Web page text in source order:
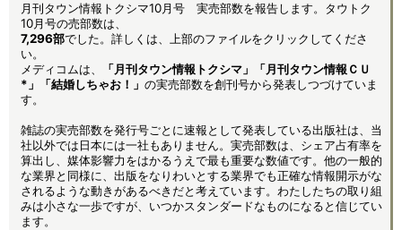
月刊タウン情報トクシマ10月号 実売部数を報告します。タウトク
10月号の売部数は、
7,296部でした。詳しくは、上部のファイルをクリックしてくださ
い。
メディコムは、
「月刊タウン情報トクシマ」「月刊タウン情報ＣＵ
*」「結婚しちゃお！」 の実売部数を創刊号から発表しつづけていま
す。
雑誌の実売部数を発行号ごとに速報として発表している出版社は、当
社以外では日本には一社もありません。実売部数は、シェア占有率を
算出し、媒体影響力をはかるうえで最も重要な数値です。他の一般的
な業界と同様に、出版をなりわいとする業界でも正確な情報開示がな
されるような動きがあるべきだと考えています。わたしたちの取り組
みは小さな一歩ですが、いつかスタンダードなものになると信じてい
ます。